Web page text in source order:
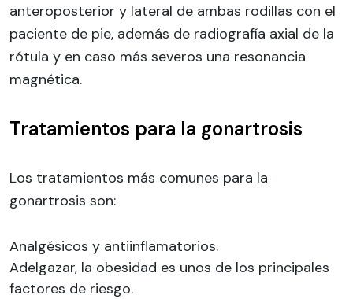
anteroposterior y lateral de ambas rodillas con el
paciente de pie, además de radiografía axial de la
rótula y en caso más severos una resonancia
magnética.
Tratamientos para la gonartrosis
Los tratamientos más comunes para la
gonartrosis son:
Analgésicos y antiinflamatorios.
Adelgazar, la obesidad es unos de los principales
factores de riesgo.